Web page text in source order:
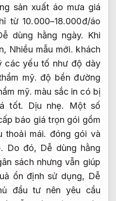
sản xuất áo mưa giá
từ 10.000–18.000đ/áo
dùng hằng ngày.
Khi
Nhiều mẫu mới. khách
các yếu tố như độ dày
mỹ. độ bền đường
mỹ. màu sắc in có bị
tốt. Dịu nhẹ.
Một số
báo giá trọn gói gồm
thoải mái. đóng gói và
Do đó, Dễ dùng hằng
sách nhưng vẫn giúp
ổn định sử dụng, Dễ
đầu tư nên yêu cầu